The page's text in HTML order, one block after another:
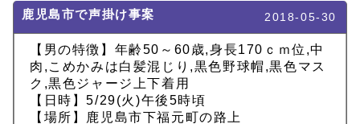
鹿児島市で声掛け事案 2018-05-30
【男の特徴】年齢50～60歳,身長170ｃｍ位,中
肉,こめかみは白髪混じり,黒色野球帽,黒色マス
ク,黒色ジャージ上下着用
【日時】5/29(火)午後5時頃
【場所】鹿児島市下福元町の路上